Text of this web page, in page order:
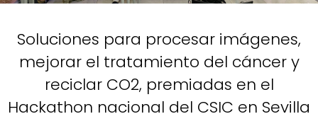
Soluciones para procesar imágenes,
mejorar el tratamiento del cáncer y
reciclar CO2, premiadas en el
Hackathon nacional del CSIC en Sevilla